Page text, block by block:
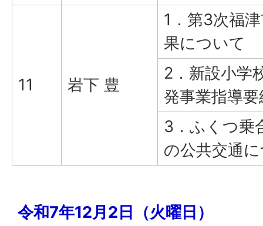
11 岩下 豊
1．第3次福
果について
2．新設小学
発事業指導
3．ふくつ乗
の公共交通
令和7年12月2日（火曜日）